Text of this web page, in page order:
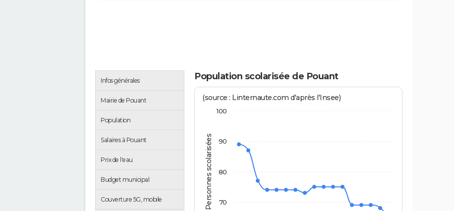
Infos générales
Mairie de Pouant
Population
Salaires à Pouant
Prix de l'eau
Budget municipal
Couverture 5G, mobile
Population scolarisée de Pouant
Personnes scolarisées
(source : Linternaute.com d'après l'Insee)
70
80
90
100